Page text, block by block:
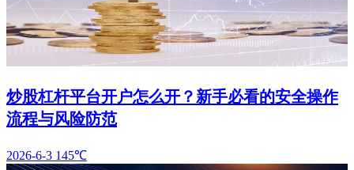
炒股杠杆平台开户怎么开？新手必看的安全操作
流程与风险防范
2026-6-3 145℃